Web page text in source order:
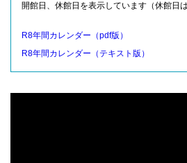
開館日、休館日を表示しています（休館日
R8年間カレンダー（pdf版）
R8年間カレンダー（テキスト版）